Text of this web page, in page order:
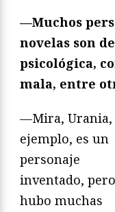
—Muchos
novelas son
psicológica,
mala, entre
—Mira, Urania,
ejemplo, es un
personaje
inventado, pero
hubo muchas